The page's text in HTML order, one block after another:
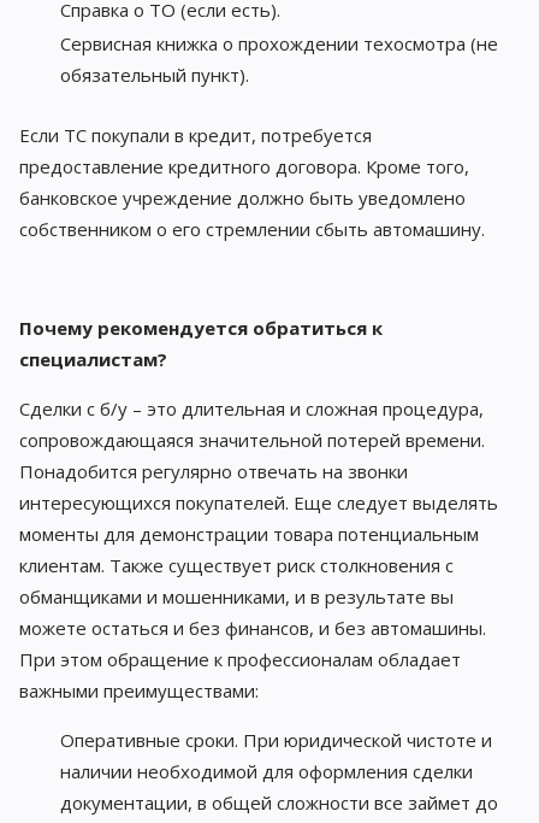
Справка о ТО (если есть).
Сервисная книжка о прохождении техосмотра (не
обязательный пункт).
Если ТС покупали в кредит, потребуется
предоставление кредитного договора. Кроме того,
банковское учреждение должно быть уведомлено
собственником о его стремлении сбыть автомашину.
Почему рекомендуется обратиться к
специалистам?
Сделки с б/у – это длительная и сложная процедура,
сопровождающаяся значительной потерей времени.
Понадобится регулярно отвечать на звонки
интересующихся покупателей. Еще следует выделять
моменты для демонстрации товара потенциальным
клиентам. Также существует риск столкновения с
обманщиками и мошенниками, и в результате вы
можете остаться и без финансов, и без автомашины.
При этом обращение к профессионалам обладает
важными преимуществами:
Оперативные сроки. При юридической чистоте и
наличии необходимой для оформления сделки
документации, в общей сложности все займет до